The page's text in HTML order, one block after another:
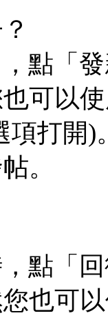
點「
可以
項打開
。
點「
也可